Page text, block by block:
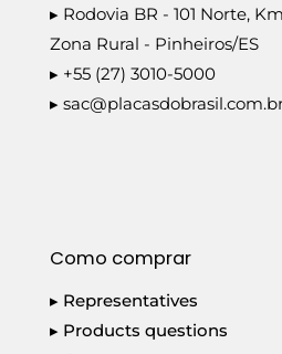
▸ Rodovia BR - 101 Norte,
Zona Rural - Pinheiros/ES
▸ +55 (27) 3010-5000
▸
Como comprar
▸ Representatives
▸ Products questions